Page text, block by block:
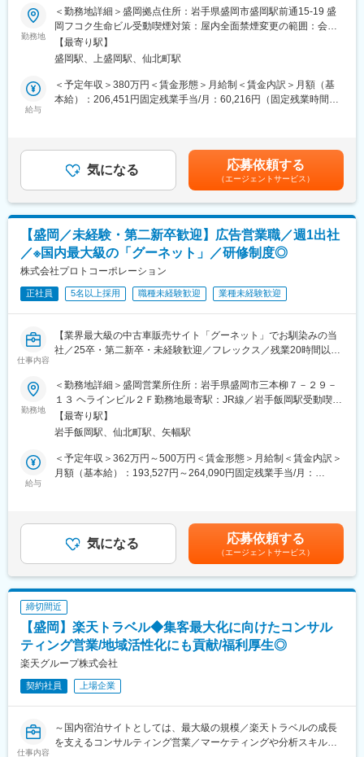
アアップをしていきたい意欲のある方を求めています。
■事業について：
楽天トラベル：http://travel.rakuten.co.jp/
https://corp.rakuten.co.jp/careers/travel/
らゆる面でより一層宿泊施設様とのリレーションを強化し、より
魅力的なOTAを目指していきたいと考えております。
優秀な同僚と切磋琢磨していける人材を募集します。
変更の範囲：会社の定める業務
美容サロンに対して『HOT PEPPER Beauty』や『サロンボー
ド』の活用提案を中心とした、集客や業務・経営支援の企画提案
をお任せします。新規顧客開拓と既存顧客営業の双方を担当いた
だきます。
【一日の流れ(例)】
・当日の商談準備
＜午後＞
・お客さま先を訪問し売上アップを目指す企画を提案
・翌日のスケジュール確認や日報を書いて退社
■扱うサービス
『HOT PEPPER Beauty』：国内最大級のヘアサロン、リラク＆
ビューティーサロンの検索・予約サイトです。
『サロンボード』：美容サロンの予約業務を進化させ業務効率・
集客力を高める予約・顧客管理システムです。
■研修体制
ビジネスマナーや営業プロセスといったビジネススキルから、商
すので、未経験の方でも早期に活躍することが可能です。
■働く環境
20代・30代の若手メンバーが活躍中。中途入社は90％以上です。
てみる姿勢と学ぶ意欲さえあれば未経験からでもスキルを高めて
いけます。
3年で終わりではなく、3年後のスタートを見据えた働き方です。
当社を卒業したあとは、憧れの業界の営業職に就く人、ベンチャ
ー企業へ転職する人、企画や広報などの新たな職種にチャレンジ
する人もいます。「SE社員（地域・職種限定正社員）」としてハ
イプレーヤーやリーダーで活躍しながら、キャリアアップに挑戦
する人も多いです。
■契約社員独自の制度
・キャリアアップ支援金
3年の契約満了に伴い、リクルートを離れて次のステップに進まれ
る契約社員にはキャリアアップ支援金(100万円)の支給がありま
す。
変更の範囲：会社の定める業務
勤務地
＜勤務地詳細＞盛岡拠点住所：岩手県盛岡市盛岡駅前通15-19 盛
岡フコク生命ビル受動喫煙対策：屋内全面禁煙変更の範囲：会社
の定める事業所（リモートワーク含む）
【最寄り駅】
盛岡駅、上盛岡駅、仙北町駅
給与
＜予定年収＞380万円＜賃金形態＞月給制＜賃金内訳＞月額（基
本給）：206,451円固定残業手当/月：60,216円（固定残業時間35
月、10～3月在籍分を6月に支給※対象期間中の在籍日数で按分し
た金額を支給、年2回の考課（4月・10月）・全社の業績により変
動有。【年収例】420万円営業職／入社2年目 固定月給30万円＋
賞与(2回)の場合賃金はあくまでも目安の金額であり、選考を通じ
て上下する可能性があります。月給(月額)は固定手当を含めた表記
です。
気になる 応募依頼する
（エージェントサービス）
【盛岡／未経験・第二新卒歓迎】広告営業職／週1出社
／※国内最大級の「グーネット」／研修制度◎
株式会社プロトコーポレーション
正社員 5名以上採用 職種未経験歓迎 業種未経験歓迎
仕事内容
【業界最大級の中古車販売サイト「グーネット」でお馴染みの当
社／25卒・第二新卒・未経験歓迎／フレックス／残業20時間以内
キャリアアップ／】
■仕事概要：
・顧客（中古車販売店）に対して、売上・利益の最大化に貢献す
るご提案を行います。
営業時の移動手段は車を使用しての活動となります。
■職務詳細：クライアント（広告主）に対して、クルマ情報誌『グ
ん）
※一部、取材・撮影・制作もお任せします。また、自動車メーカー
■仕事詳細：
・「どうすれば一台でも多く車を売る事ができるのか」という課
題解決のコンサルティング営業です。
・人気車種、売れ筋の価格帯をはじめ、同社が保有する様々な自
動車情報データベースを駆使し、多様な経営支援提案を行うこと
・一人一台、ノートPCを支給します。最新の営業支援ツールによ
■働き方/環境について：
勤務地
＜勤務地詳細＞盛岡営業所住所：岩手県盛岡市三本柳７－２９－
１３ ヘラインビル２Ｆ勤務地最寄駅：JR線／岩手飯岡駅受動喫煙
対策：屋内全面禁煙変更の範囲：会社の定める事業所（リモート
ワーク含む）
【最寄り駅】
岩手飯岡駅、仙北町駅、矢幅駅
給与
＜予定年収＞362万円～500万円＜賃金形態＞月給制＜賃金内訳＞
月額（基本給）：193,527円～264,090円固定残業手当/月：
に加え、家族手当や車通勤手当、営業手当等あり昇給：年1回（4
月）賞与：年2回（3月、10月）賃金はあくまでも目安の金額であ
り、選考を通じて上下する可能性があります。月給(月額)は固定手
当を含めた表記です。
気になる 応募依頼する
（エージェントサービス）
締切間近
【盛岡】楽天トラベル◆集客最大化に向けたコンサル
ティング営業/地域活性化にも貢献/福利厚生◎
楽天グループ株式会社
契約社員 上場企業
仕事内容
～国内宿泊サイトとしては、最大級の規模／楽天トラベルの成長
を支えるコンサルティング営業／マーケティングや分析スキルも